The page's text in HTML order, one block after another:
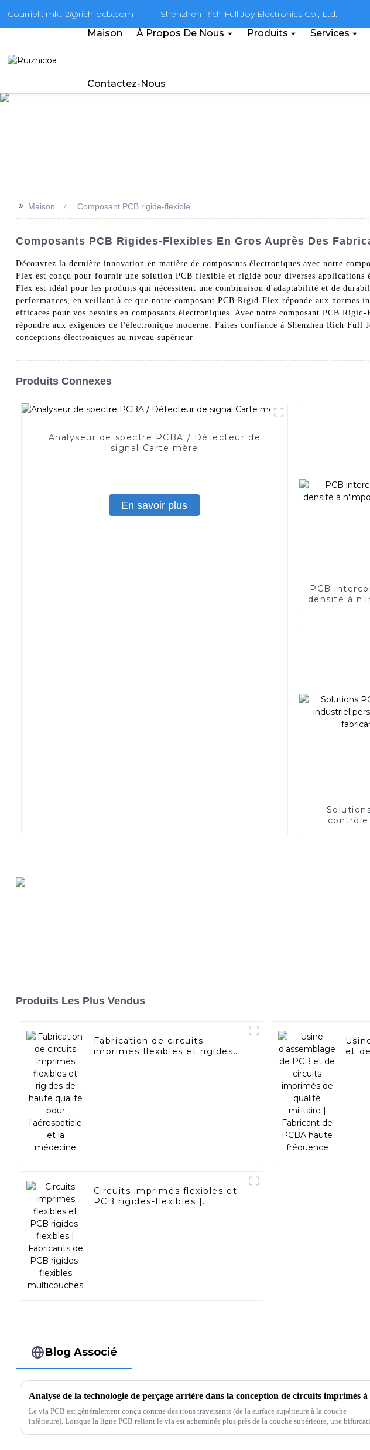
Courriel : mkt-2@rich-pcb.com Shenzhen Rich Full Joy Electronics Co., Ltd.
Maison À Propos De Nous Produits Services
Contactez-Nous
>> Maison Composant PCB rigide-flexible
Composants PCB Rigides-Flexibles En Gros Auprès Des
Découvrez la dernière innovation en matière de composants électroniques avec notre
Flex est conçu pour fournir une solution PCB flexible et rigide pour diverses
Flex est idéal pour les produits qui nécessitent une combinaison d'adaptabilité et de
performances, en veillant à ce que notre composant PCB Rigid-Flex réponde aux
efficaces pour vos besoins en composants électroniques. Avec notre composant PCB
répondre aux exigences de l'électronique moderne. Faites confiance à Shenzhen Rich
conceptions électroniques au niveau supérieur
Produits Connexes
Analyseur de spectre PCBA / Détecteur de
signal Carte mère
En savoir plus
PCB
densité à
Produits Les Plus Vendus
Fabrication de circuits
imprimés flexibles et rigides
et
Circuits imprimés flexibles et
PCB rigides-flexibles |
Blog Associé
Le via PCB est généralement conçu comme des trous traversants (de la surface supérieure à la couche
inférieure). Lorsque la ligne PCB reliant le via est acheminée plus près de la couche supérieure, une